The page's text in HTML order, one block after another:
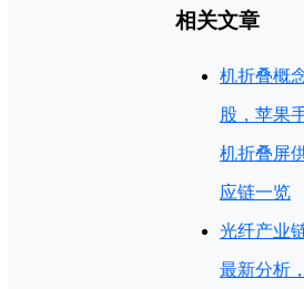
相关文章
机折叠概
股，苹果
机折叠屏
应链一览
光纤产业
最新分析，